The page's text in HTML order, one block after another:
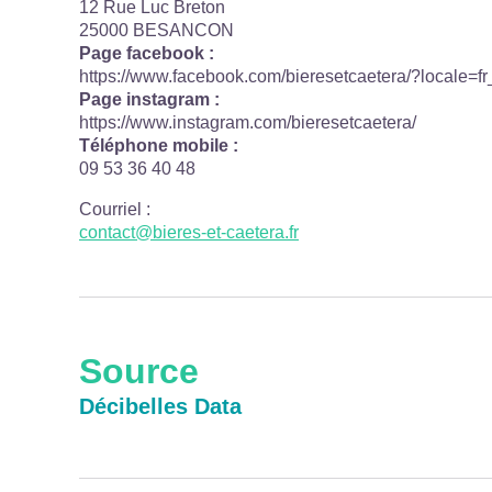
12 Rue Luc Breton
25000 BESANCON
Page facebook :
https://www.facebook.com/bieresetcaetera/
Page instagram :
https://www.instagram.com/bieresetcaetera/
Téléphone mobile :
09 53 36 40 48
Courriel :
contact@bieres-et-caetera.fr
Source
Décibelles Data